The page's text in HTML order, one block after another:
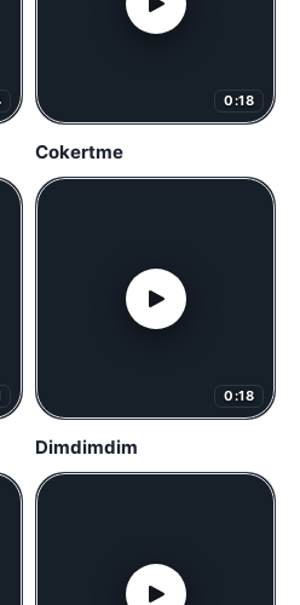
0:18
Cokertme
0:18
Dimdimdim